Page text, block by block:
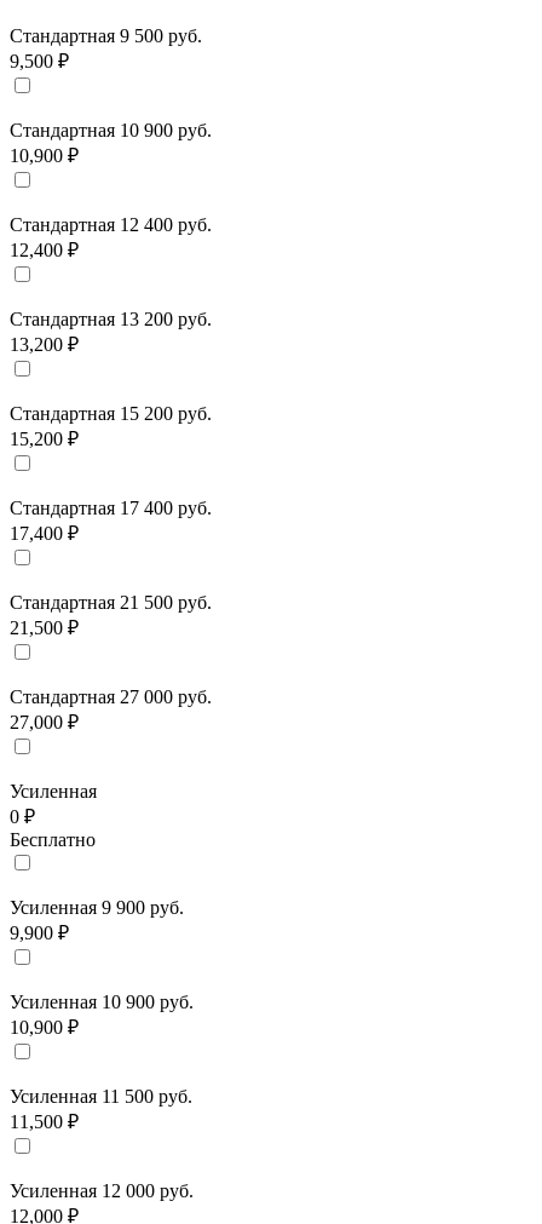
Стандартная 9 500 руб.
9,500 ₽
Стандартная 10 900 руб.
10,900 ₽
Стандартная 12 400 руб.
12,400 ₽
Стандартная 13 200 руб.
13,200 ₽
Стандартная 15 200 руб.
15,200 ₽
Стандартная 17 400 руб.
17,400 ₽
Стандартная 21 500 руб.
21,500 ₽
Стандартная 27 000 руб.
27,000 ₽
Усиленная
0 ₽
Бесплатно
Усиленная 9 900 руб.
9,900 ₽
Усиленная 10 900 руб.
10,900 ₽
Усиленная 11 500 руб.
11,500 ₽
Усиленная 12 000 руб.
12,000 ₽